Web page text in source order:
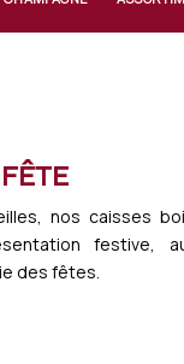
nos caisses
festive,
des fêtes.